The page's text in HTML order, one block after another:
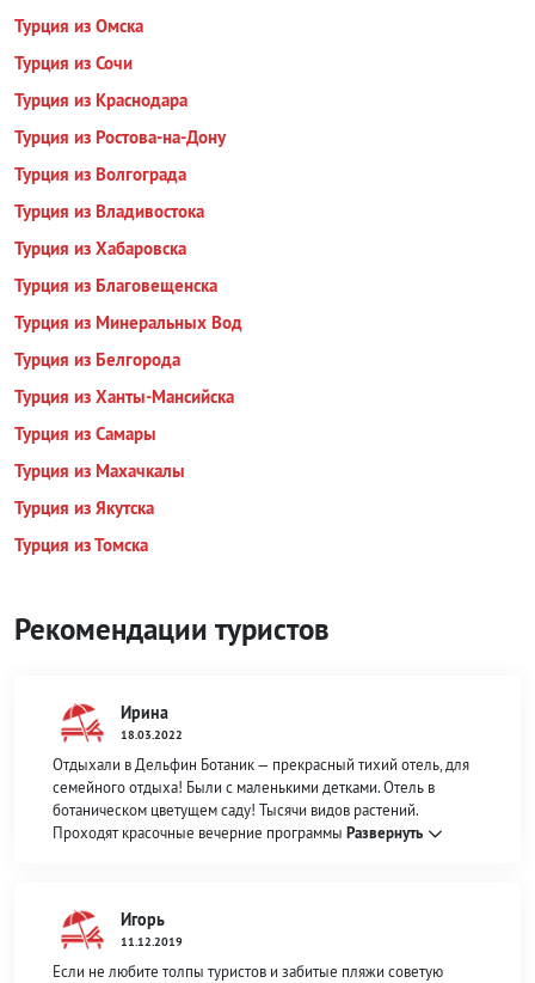
Турция из Омска
Турция из Сочи
Турция из Краснодара
Турция из Ростова-на-Дону
Турция из Волгограда
Турция из Владивостока
Турция из Хабаровска
Турция из Благовещенска
Турция из Минеральных Вод
Турция из Белгорода
Турция из Ханты-Мансийска
Турция из Самары
Турция из Махачкалы
Турция из Якутска
Турция из Томска
Рекомендации туристов
Ирина
18.03.2022
Отдыхали в Дельфин Ботаник — прекрасный тихий отель, для
семейного отдыха! Были с маленькими детками. Отель в
ботаническом цветущем саду! Тысячи видов растений.
Проходят красочные вечерние программы Развернуть
Игорь
11.12.2019
Если не любите толпы туристов и забитые пляжи советую